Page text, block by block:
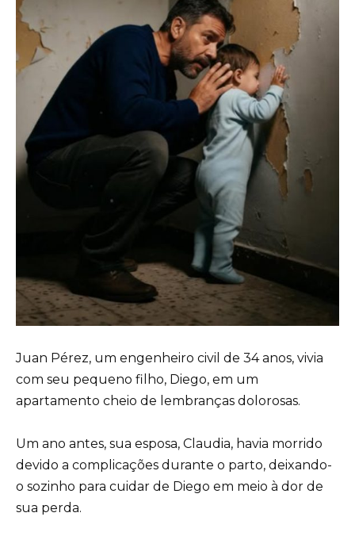
Juan Pérez, um engenheiro civil de 34 anos, vivia
com seu pequeno filho, Diego, em um
apartamento cheio de lembranças dolorosas.
Um ano antes, sua esposa, Claudia, havia morrido
devido a complicações durante o parto, deixando-
o sozinho para cuidar de Diego em meio à dor de
sua perda.